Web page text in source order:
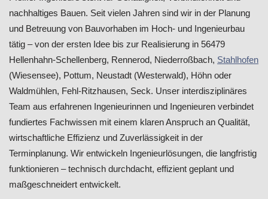
nachhaltiges Bauen. Seit vielen Jahren sind wir in der Planung
und Betreuung von Bauvorhaben im Hoch- und Ingenieurbau
tätig – von der ersten Idee bis zur Realisierung in 56479
Hellenhahn-Schellenberg, Rennerod, Niederroßbach, Stahlhofen
(Wiesensee), Pottum, Neustadt (Westerwald), Höhn oder
Waldmühlen, Fehl-Ritzhausen, Seck. Unser interdisziplinäres
Team aus erfahrenen Ingenieurinnen und Ingenieuren verbindet
fundiertes Fachwissen mit einem klaren Anspruch an Qualität,
wirtschaftliche Effizienz und Zuverlässigkeit in der
Terminplanung. Wir entwickeln Ingenieurlösungen, die langfristig
funktionieren – technisch durchdacht, effizient geplant und
maßgeschneidert entwickelt.